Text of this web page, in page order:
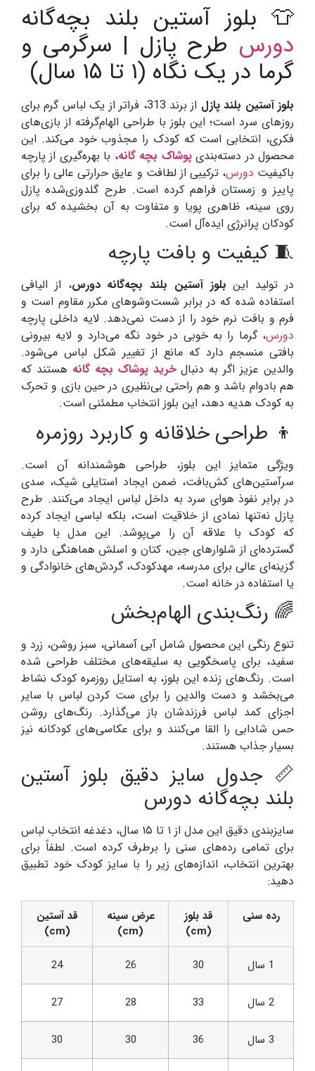
👕 بلوز آستین بلند بچه‌گانه
دورس طرح پازل | سرگرمی و
گرما در یک نگاه (۱ تا ۱۵ سال)
بلوز آستین بلند پازل
از برند 313، فراتر از یک لباس گرم برای
روزهای سرد است؛ این بلوز با طراحی الهام‌گرفته از بازی‌های
فکری، انتخابی است که کودک را مجذوب خود می‌کند. این
محصول در دسته‌بندیپوشاک بچه گانه، با بهره‌گیری از پارچه
باکیفیت دورس، ترکیبی از لطافت و عایق حرارتی عالی را برای
پاییز و زمستان فراهم کرده است. طرح گلدوزی‌شده پازل
روی سینه، ظاهری پویا و متفاوت به آن بخشیده که برای
کودکان پرانرژی ایده‌آل است.
🧵 کیفیت و بافت پارچه
در تولید این بلوز آستین بلند بچه‌گانه دورس، از الیافی
استفاده شده که در برابر شست‌وشوهای مکرر مقاوم است و
فرم و بافت نرم خود را از دست نمی‌دهد. لایه داخلی پارچه
دورس، گرما را به خوبی در خود نگه می‌دارد و لایه بیرونی
بافتی منسجم دارد که مانع از تغییر شکل لباس می‌شود.
والدین عزیز اگر به دنبالخرید پوشاک بچه گانه هستند که
هم بادوام باشد و هم راحتی بی‌نظیری در حین بازی و تحرک
به کودک هدیه دهد، این بلوز انتخاب مطمئنی است.
👦 طراحی خلاقانه و کاربرد روزمره
ویژگی متمایز این بلوز، طراحی هوشمندانه آن است.
سرآستین‌های کش‌بافت، ضمن ایجاد استایلی شیک، سدی
در برابر نفوذ هوای سرد به داخل لباس ایجاد می‌کنند. طرح
پازل نه‌تنها نمادی از خلاقیت است، بلکه لباسی ایجاد کرده
که کودک با علاقه آن را می‌پوشد. این مدل با طیف
گسترده‌ای از شلوارهای جین، کتان و اسلش هماهنگی دارد و
گزینه‌ای عالی برای مدرسه، مهدکودک، گردش‌های خانوادگی و
یا استفاده در خانه است.
🌈 رنگ‌بندی الهام‌بخش
تنوع رنگی این محصول شامل آبی آسمانی، سبز روشن، زرد و
سفید، برای پاسخگویی به سلیقه‌های مختلف طراحی شده
است. رنگ‌های زنده این بلوز، به استایل روزمره کودک نشاط
می‌بخشد و دست والدین را برای ست کردن لباس با سایر
اجزای کمد لباس فرزندشان باز می‌گذارد. رنگ‌های روشن
حس شادابی را القا می‌کنند و برای عکاسی‌های کودکانه نیز
بسیار جذاب هستند.
📏 جدول سایز دقیق بلوز آستین
بلند بچه‌گانه دورس
سایزبندی دقیق این مدل از ۱ تا ۱۵ سال، دغدغه انتخاب لباس
برای تمامی رده‌های سنی را برطرف کرده است. لطفاً برای
بهترین انتخاب، اندازه‌های زیر را با سایز کودک خود تطبیق
دهید:
رده سنی
قد بلوز
(cm)
عرض سینه
(cm)
قد آستین
(cm)
1 سال
30
26
24
2 سال 33
28
27
3 سال 36
30
30